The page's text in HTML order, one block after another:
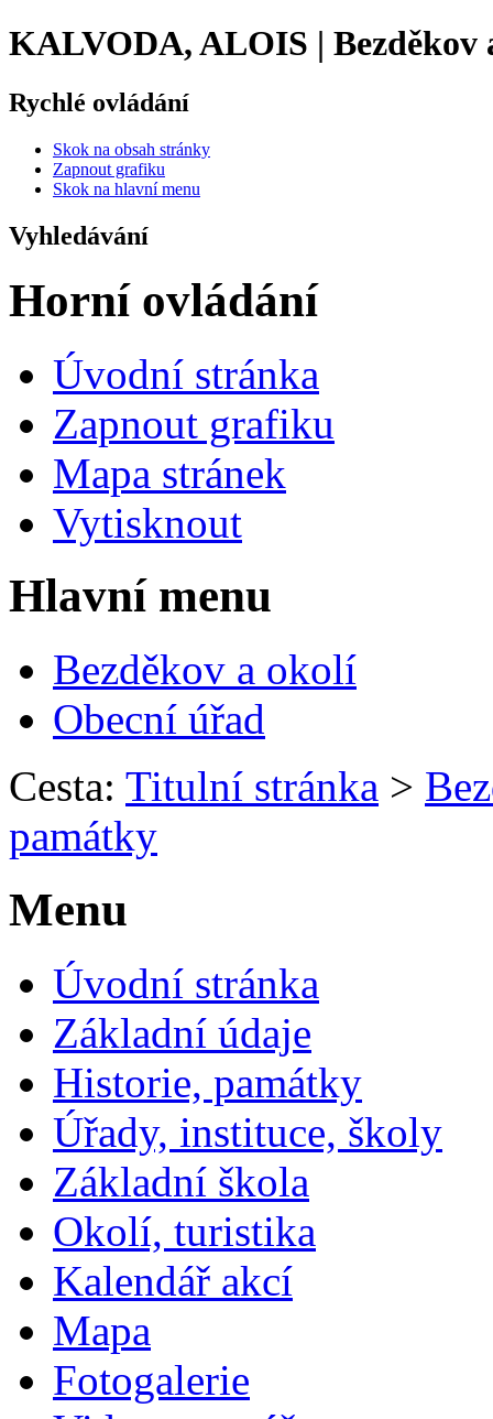
KALVODA, ALOIS | Bezděkov
Rychlé ovládání
Skok na obsah stránky
Zapnout grafiku
Skok na hlavní menu
Vyhledávání
Horní ovládání
Úvodní stránka
Zapnout grafiku
Mapa stránek
Vytisknout
Hlavní menu
Bezděkov a okolí
Obecní úřad
Cesta: Titulní stránka >
památky
Menu
Úvodní stránka
Základní údaje
Historie, památky
Úřady, instituce, školy
Základní škola
Okolí, turistika
Kalendář akcí
Mapa
Fotogalerie